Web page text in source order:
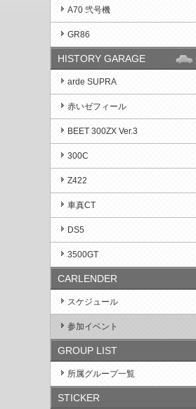
A70 弐号機
GR86
HISTORY GARAGE
arde SUPRA
赤いゼフィール
BEET 300ZX Ver.3
300C
Z422
車真CT
DS5
3500GT
CARLENDER
スケジュール
参加イベント
GROUP LIST
所属グループ一覧
STICKER